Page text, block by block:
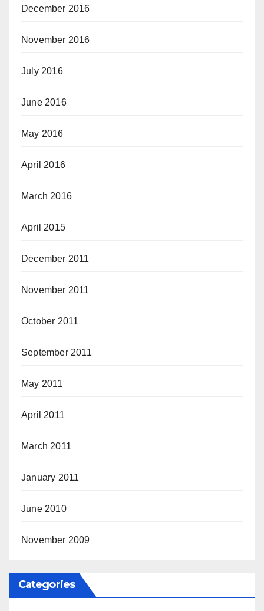
December 2016
November 2016
July 2016
June 2016
May 2016
April 2016
March 2016
April 2015
December 2011
November 2011
October 2011
September 2011
May 2011
April 2011
March 2011
January 2011
June 2010
November 2009
Categories